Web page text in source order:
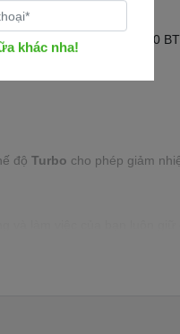
máy lạnh Casper 24000
độ Turbo cho phép giảm
khác nha!